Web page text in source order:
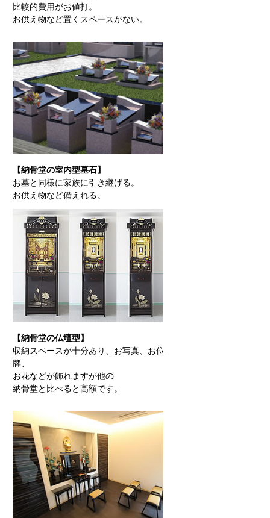
比較的費用がお値打。
お供え物など置くスペースがない。
【納骨堂の室内型墓石】
お墓と同様に家族に引き継げる。
お供え物など備えれる。
【納骨堂の仏壇型】
収納スペースが十分あり、お写真、お位
牌、
お花などが飾れますが他の
納骨堂と比べると高額です。